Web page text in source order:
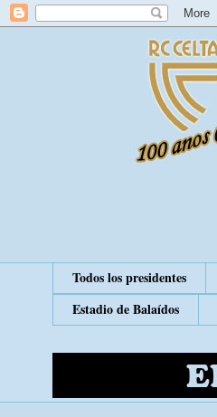
Todos los presidentes
Estadio de Balaídos